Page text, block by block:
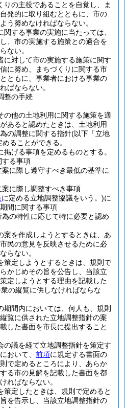
りの主役であることを自覚し、ま
発的に取り組むとともに、市の
う努めなければならない。
する事業の実施に当たっては、
、市の実施する施策との適合を
ない。
に対して市の実施する施策に関す
に努め、まちづくりに関する市
ともに、事業者における事業の
ばならない。
整の手続
の他の土地利用に関する施策を適
あると認めたときは、土地利用
の調整に関する指針(以下「立地
めることができる。
げる事項を定めるものとする。
する事項
に際し遵守すべき最低の基準に
に際し調整すべき事項
に定める立地調整協議をいう。)に
間に関する事項
の特性に応じて特に必要と認め
案を作成しようとするときは、あ
民の意見を反映させるために必
らない。
策定しようとするときは、規則で
かじめその旨を公告し、当該立
定しようとする理由を記載した
の縦覧に供しなければならな
期間内においては、何人も、規則
覧に供された立地調整指針の案
した書面を市長に提出すること
の議を経て立地調整指針を策定す
おいて、 前項に規定する書面の
で定めるところにより、あらか
る市の見解を記載した書面を都
ればならない。
策定したときは、規則で定めると
を告示し、当該立地調整指針の